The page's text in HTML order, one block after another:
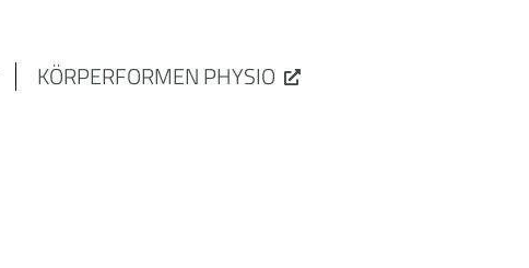
KÖRPERFORMEN PHYSIO